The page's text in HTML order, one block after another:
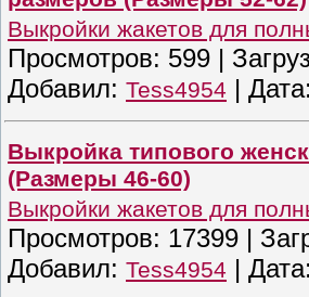
Выкройки жакетов для
Просмотров: 599 |
Добавил: Tess4954 | Дата:
Выкройка типового
(Размеры 46-60)
Выкройки жакетов для
Просмотров: 17399 |
Добавил: Tess4954 | Дата: